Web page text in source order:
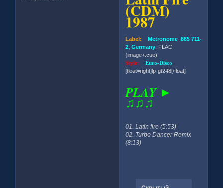
(CDM)
1987
Label: Metronome 885 711-
2, Germany , FLAC
(image+.cue)
Style:Euro-Disco
[float=right]lp-gt248[/float]
PLAY ►
♫♫♫
01. Latin fire (5:53)
02. Turbo Dancer Remix
(8:13)